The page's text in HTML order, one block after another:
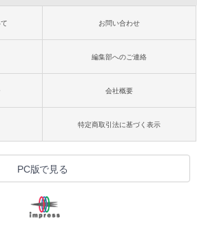
お問い合わせ
編集部へのご連絡
会社概要
特定商取引法に基づく表示
PC版で見る